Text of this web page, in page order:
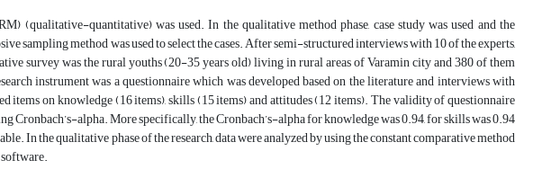
(qualitative-quantitative) was used. In the qualitative method phase, case study was used and the
sampling method was used to select the cases. After semi-structured interviews with 10 of the experts,
survey was the rural youths (20-35 years old) living in rural areas of Varamin city and 380 of them
instrument was a questionnaire which was developed based on the literature and interviews with
items on knowledge (16 items), skills (15 items) and attitudes (12 items). The validity of questionnaire
Cronbach’s-alpha. More specifically, the Cronbach’s-alpha for knowledge was 0.94, for skills was 0.94
In the qualitative phase of the research, data were analyzed by using the constant comparative method